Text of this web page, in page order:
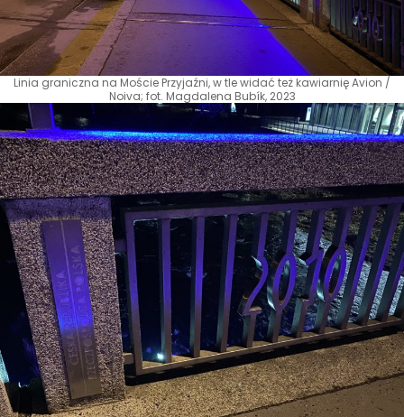
Linia graniczna na Moście Przyjaźni, w tle widać też kawiarnię Avion /
Noiva; fot. Magdalena Bubík, 2023